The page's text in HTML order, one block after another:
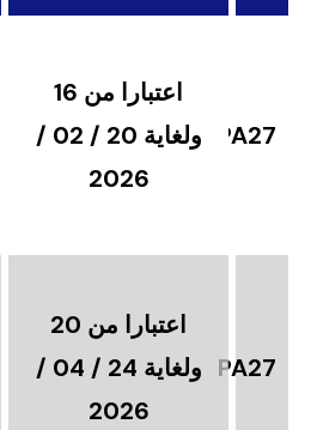
PA27
اعتبارا من 16
ولغاية 20 / 02 /
2026
PA27
اعتبارا من 20
ولغاية 24 / 04 /
2026